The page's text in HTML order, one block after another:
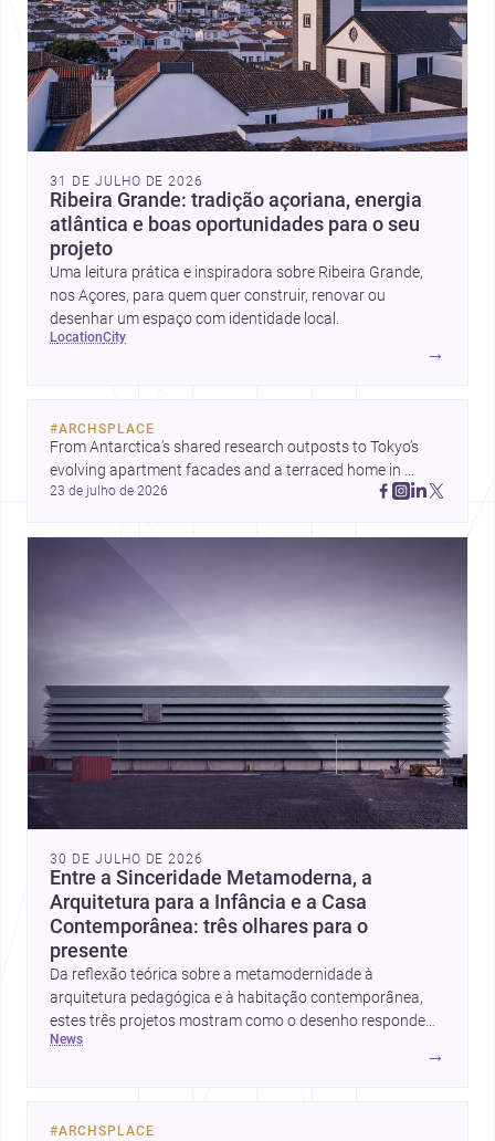
31 DE JULHO DE 2026
Ribeira Grande: tradição açoriana, energia
atlântica e boas oportunidades para o seu
projeto
Uma leitura prática e inspiradora sobre Ribeira Grande,
nos Açores, para quem quer construir, renovar ou
desenhar um espaço com identidade local.
location city
→
#ARCHSPLACE
From Antarctica’s shared research outposts to Tokyo’s
evolving apartment facades and a terraced home in
Amman, these projects show how architecture adapts to
23 de julho de 2026
30 DE JULHO DE 2026
Entre a Sinceridade Metamoderna, a
Arquitetura para a Infância e a Casa
Contemporânea: três olhares para o
presente
Da reflexão teórica sobre a metamodernidade à
arquitetura pedagógica e à habitação contemporânea,
estes três projetos mostram como o desenho responde
hoje a emoção, uso e contexto. Para arquitetos, são
pistas valiosas sobre como criar espaços mais humanos,
news
→
#ARCHSPLACE